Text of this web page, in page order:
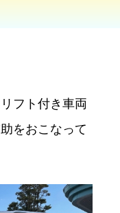
フト付き⾞両
をおこなって